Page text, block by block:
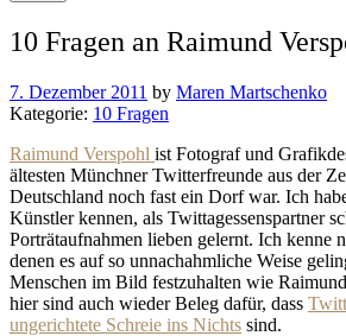
10 Fragen an Raimund
7. Dezember 2011 by Maren Martschenko
Kategorie: 10 Fragen
Raimund Verspohl ist Fotograf und
ältesten Münchner Twitterfreunde aus der
Deutschland noch fast ein Dorf war. Ich
Künstler kennen, als Twittagessenspartner
Porträtaufnahmen lieben gelernt. Ich kenne
denen es auf so unnachahmliche Weise
Menschen im Bild festzuhalten wie
hier sind auch wieder Beleg dafür, dass
ungerichtete Schreie ins Nichts sind.